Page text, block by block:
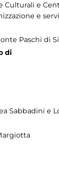
Culturali e
e
Paschi di
di
Sabbadini e